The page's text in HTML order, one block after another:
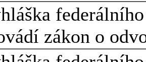
zákon o